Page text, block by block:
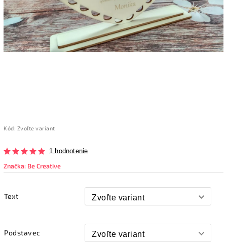
Kód: Zvoľte variant
1 hodnotenie
Značka: Be Creative
Text
Podstavec